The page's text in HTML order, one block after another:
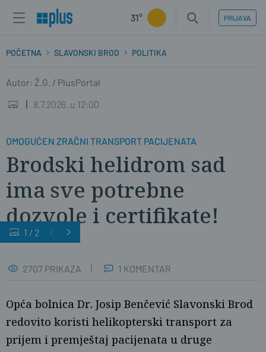
31° PRIJAVA
POČETNA SLAVONSKI BROD POLITIKA
Autor: Ž.G. / PlusPortal
8.7.2026. u 12:00
OMOGUĆEN ZRAČNI TRANSPORT PACIJENATA
Brodski helidrom sad
ima sve potrebne
dozvole i certifikate!
1 / 2
2707 PRIKAZA 1 KOMENTAR
Opća bolnica Dr. Josip Benčević Slavonski Brod
redovito koristi helikopterski transport za
prijem i premještaj pacijenata u druge